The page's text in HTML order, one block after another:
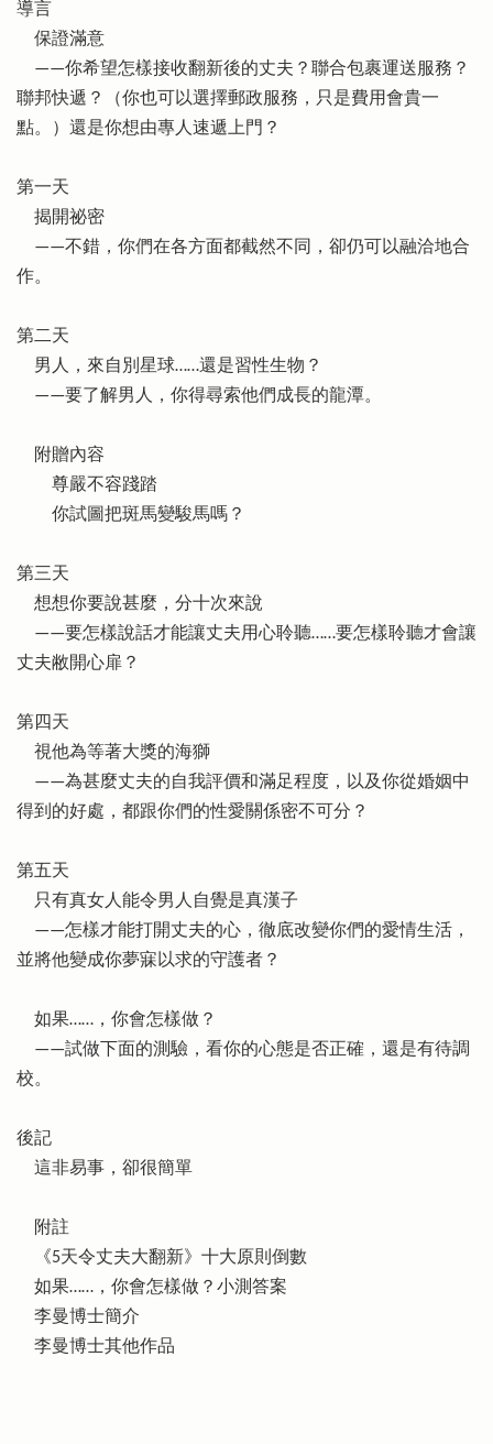
導言
保證滿意
——你希望怎樣接收翻新後的丈夫？聯合包裹運送服務？
聯邦快遞？（你也可以選擇郵政服務，只是費用會貴一
點。）還是你想由專人速遞上門？
第一天
揭開祕密
——不錯，你們在各方面都截然不同，卻仍可以融洽地合
作。
第二天
男人，來自別星球……還是習性生物？
——要了解男人，你得尋索他們成長的龍潭。
附贈內容
尊嚴不容踐踏
你試圖把斑馬變駿馬嗎？
第三天
想想你要說甚麼，分十次來說
——要怎樣說話才能讓丈夫用心聆聽……要怎樣聆聽才會讓
丈夫敝開心扉？
第四天
視他為等著大獎的海獅
——為甚麼丈夫的自我評價和滿足程度，以及你從婚姻中
得到的好處，都跟你們的性愛關係密不可分？
第五天
只有真女人能令男人自覺是真漢子
——怎樣才能打開丈夫的心，徹底改變你們的愛情生活，
並將他變成你夢寐以求的守護者？
如果……，你會怎樣做？
——試做下面的測驗，看你的心態是否正確，還是有待調
校。
後記
這非易事，卻很簡單
附註
《5天令丈夫大翻新》十大原則倒數
如果……，你會怎樣做？小測答案
李曼博士簡介
李曼博士其他作品